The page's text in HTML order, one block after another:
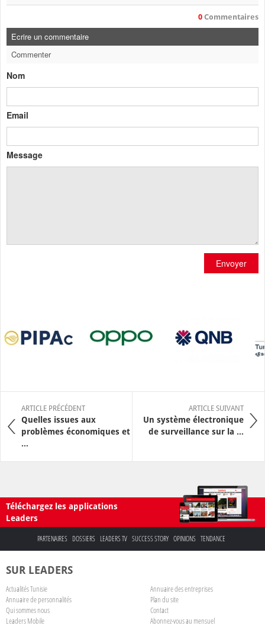
0 Commentaires
Ecrire un commentaire
Commenter
Nom
Email
Message
Envoyer
ARTICLE PRÉCÉDENT
Quelles issues aux
problèmes économiques et
...
ARTICLE SUIVANT
Un système électronique
de surveillance sur la ...
Téléchargez les applications
Leaders
PARTENAIRES DOSSIERS LEADERS TV SUCCESS STORY OPINIONS TENDANCE
SUR LEADERS
Actualités Tunisie
Annuaire des entreprises
Annuaire de personnalités
Plan du site
Qui sommes nous
Contact
Leaders Mobile
Abonnez-vous au mensuel